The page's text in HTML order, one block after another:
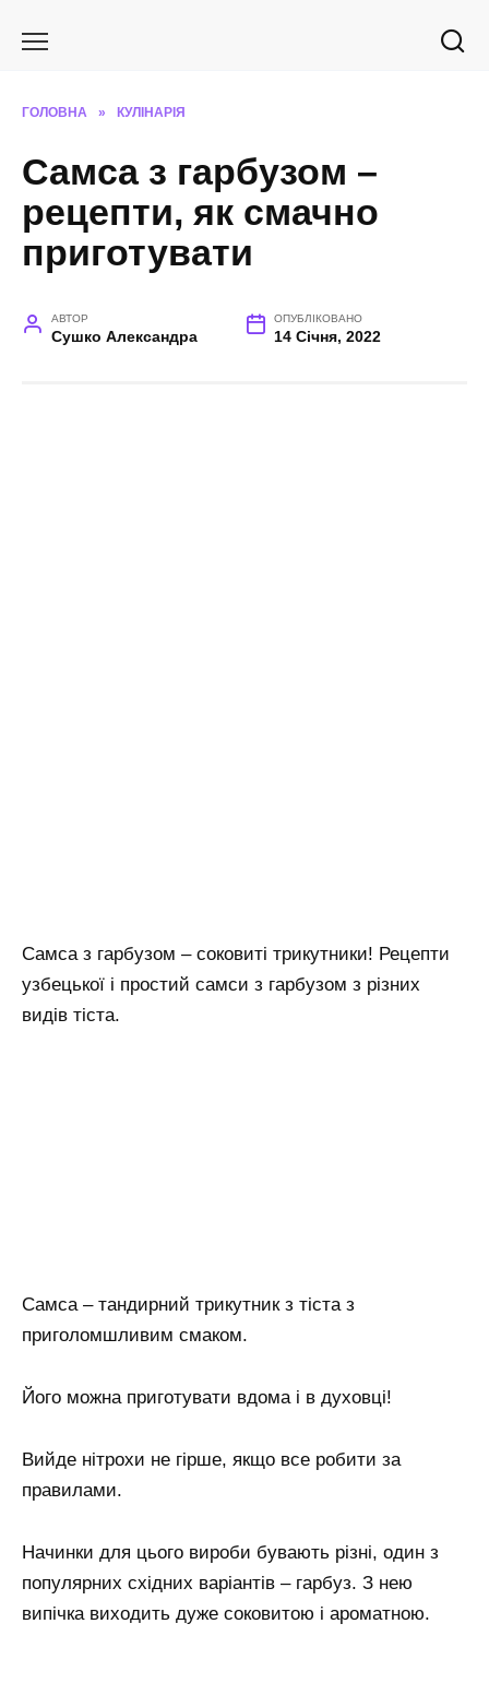
ГОЛОВНА » КУЛІНАРІЯ
Cамса з гарбузом –
рецепти, як смачно
приготувати
АВТОР
Сушко Александра
ОПУБЛІКОВАНО
14 Січня, 2022
Самса з гарбузом – соковиті трикутники! Рецепти
узбецької і простий самси з гарбузом з різних
видів тіста.
Самса – тандирний трикутник з тіста з
приголомшливим смаком.
Його можна приготувати вдома і в духовці!
Вийде нітрохи не гірше, якщо все робити за
правилами.
Начинки для цього вироби бувають різні, один з
популярних східних варіантів – гарбуз. З нею
випічка виходить дуже соковитою і ароматною.